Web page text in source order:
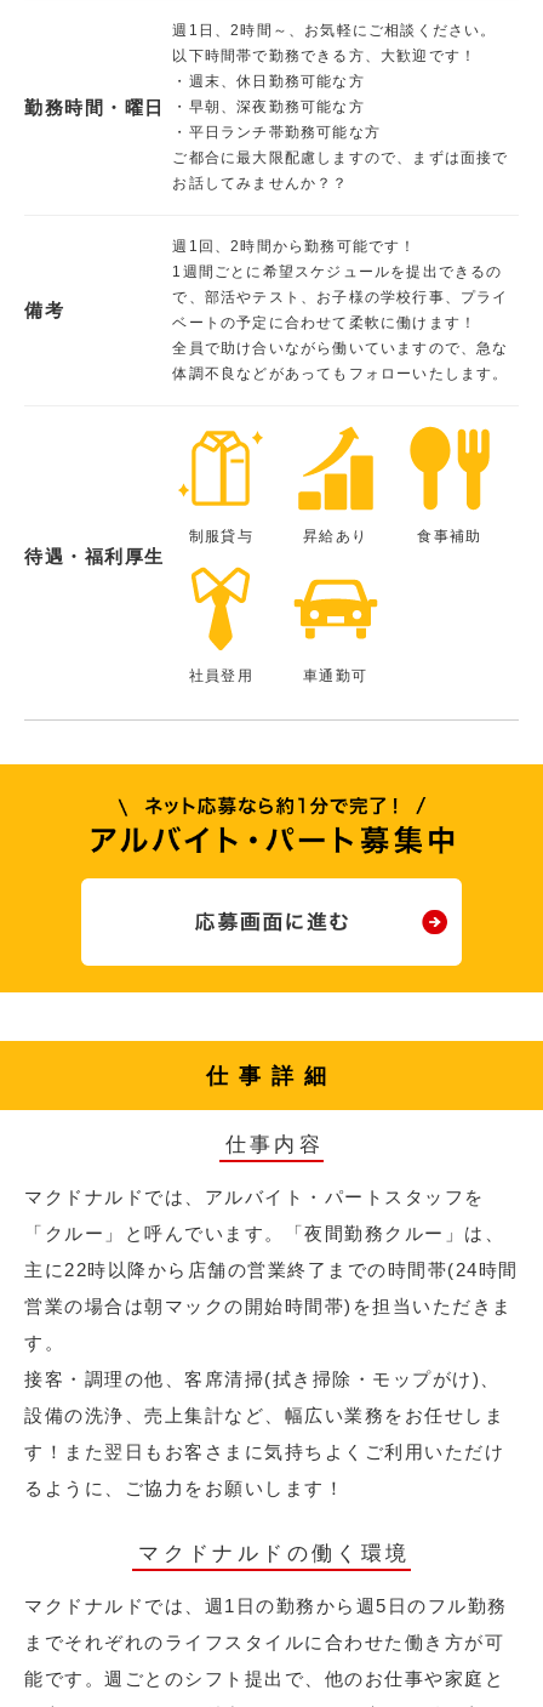
勤務時間・曜日
週1日、2時間～、お気軽にご相談ください。
以下時間帯で勤務できる方、大歓迎です！
・週末、休日勤務可能な方
・早朝、深夜勤務可能な方
・平日ランチ帯勤務可能な方
ご都合に最大限配慮しますので、まずは面接で
お話してみませんか？？
備考
週1回、2時間から勤務可能です！
1週間ごとに希望スケジュールを提出できるの
で、部活やテスト、お子様の学校行事、プライ
ベートの予定に合わせて柔軟に働けます！
全員で助け合いながら働いていますので、急な
体調不良などがあってもフォローいたします。
待遇・福利厚生
制服貸与 昇給あり 食事補助
社員登用 車通勤可
仕事詳細
仕事内容
マクドナルドでは、アルバイト・パートスタッフを
「クルー」と呼んでいます。「夜間勤務クルー」は、
主に22時以降から店舗の営業終了までの時間帯(24時間
営業の場合は朝マックの開始時間帯)を担当いただきま
す。
接客・調理の他、客席清掃(拭き掃除・モップがけ)、
設備の洗浄、売上集計など、幅広い業務をお任せしま
す！また翌日もお客さまに気持ちよくご利用いただけ
るように、ご協力をお願いします！
マクドナルドの働く環境
マクドナルドでは、週1日の勤務から週5日のフル勤務
までそれぞれのライフスタイルに合わせた働き方が可
能です。週ごとのシフト提出で、他のお仕事や家庭と